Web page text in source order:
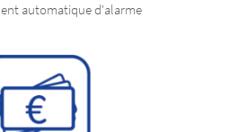
automatique d'alarme